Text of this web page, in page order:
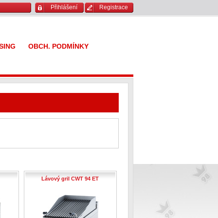
Přihlášení Registrace
OBCH. PODMÍNKY
Lávový gril CWT 94 ET